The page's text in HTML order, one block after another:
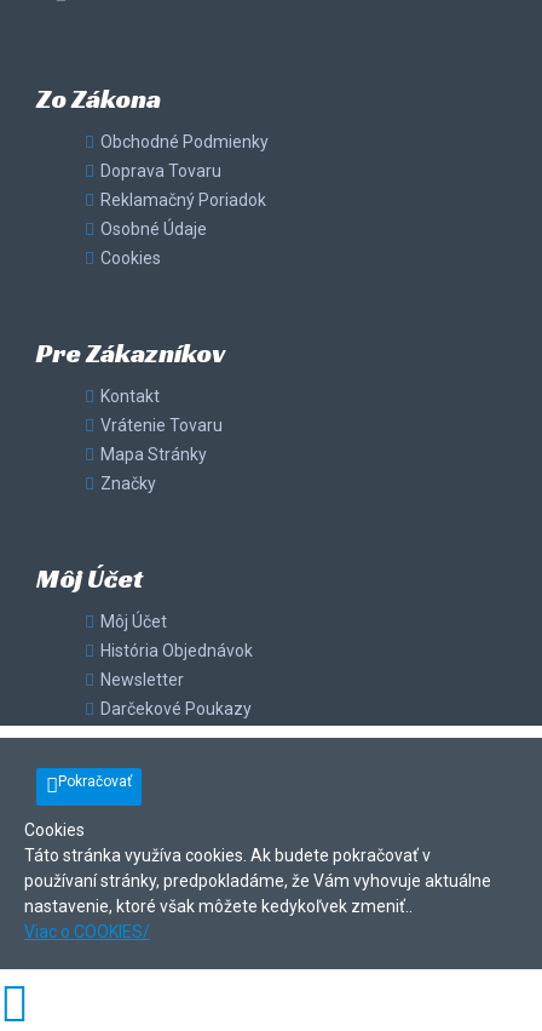
Zo Zákona
Obchodné Podmienky
Doprava Tovaru
Reklamačný Poriadok
Osobné Údaje
Cookies
Pre Zákazníkov
Kontakt
Vrátenie Tovaru
Mapa Stránky
Značky
Môj Účet
Môj Účet
História Objednávok
Newsletter
Darčekové Poukazy
Pokračovať
Cookies
Táto stránka využíva cookies. Ak budete pokračovať v
používaní stránky, predpokladáme, že Vám vyhovuje aktuálne
nastavenie, ktoré však môžete kedykoľvek zmeniť..
Viac o COOKIES/